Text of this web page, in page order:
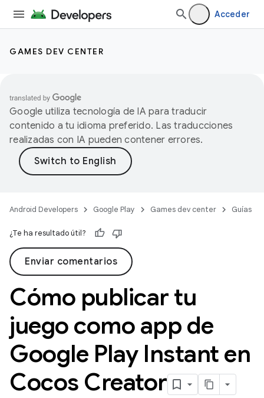
Acceder
GAMES DEV CENTER
Google utiliza tecnología de IA para traducir
contenido a tu idioma preferido. Las traducciones
realizadas con IA pueden contener errores.
Android Developers Google Play Games dev center Guías
¿Te ha resultado útil?
Enviar comentarios
Cómo publicar tu
juego como app de
Google Play Instant en
Cocos Creator